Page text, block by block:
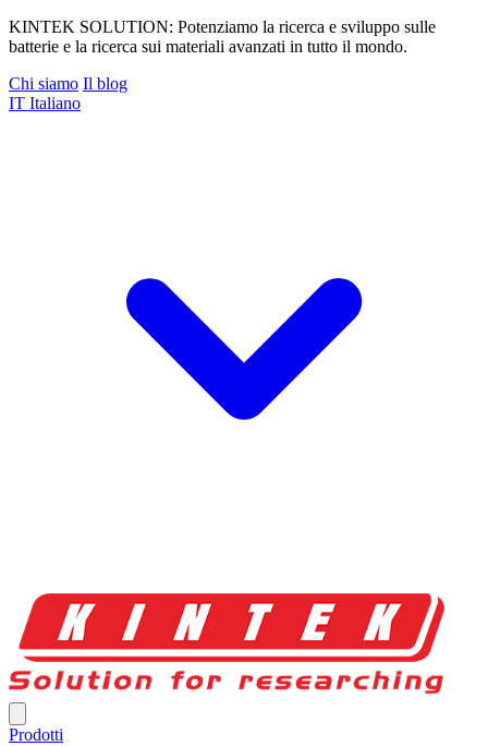
KINTEK SOLUTION: Potenziamo la ricerca e sviluppo sulle
batterie e la ricerca sui materiali avanzati in tutto il mondo.
Chi siamo Il blog
IT Italiano
Prodotti